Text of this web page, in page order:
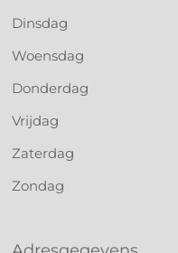
Dinsdag
Woensdag
Donderdag
Vrijdag
Zaterdag
Zondag